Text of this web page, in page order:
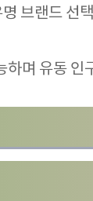
브랜드 선
하며 유동